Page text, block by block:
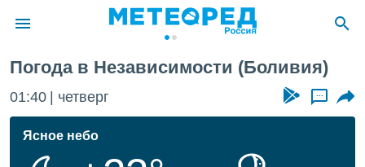
о
Погода в Независимости (Боливия)
01:40 четверг ...
Ясное небо